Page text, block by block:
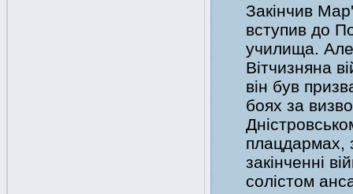
Закінчив
вступив до
училища.
Вітчизняна
він був
боях за
плацдармах,
закінченні
солістом